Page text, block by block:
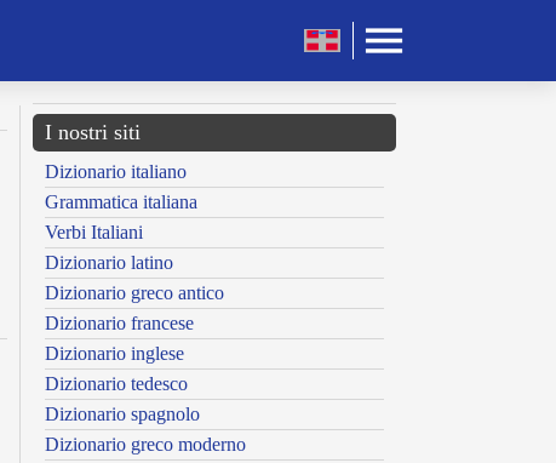
I nostri siti
Dizionario italiano
Grammatica italiana
Verbi Italiani
Dizionario latino
Dizionario greco antico
Dizionario francese
Dizionario inglese
Dizionario tedesco
Dizionario spagnolo
Dizionario greco moderno